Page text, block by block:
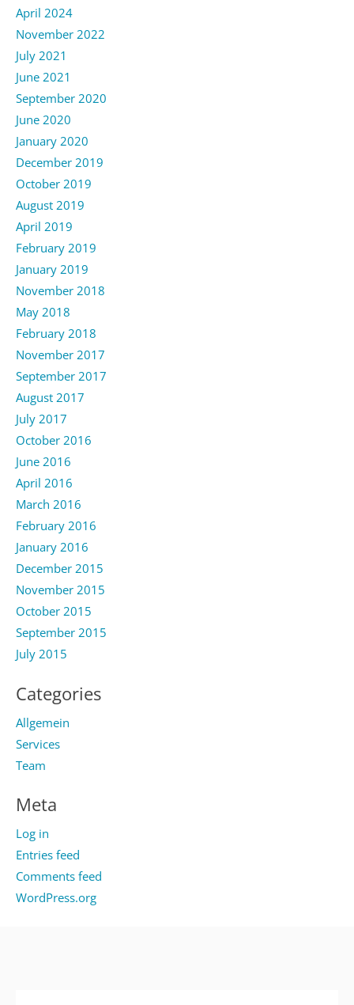
April 2024
November 2022
July 2021
June 2021
September 2020
June 2020
January 2020
December 2019
October 2019
August 2019
April 2019
February 2019
January 2019
November 2018
May 2018
February 2018
November 2017
September 2017
August 2017
July 2017
October 2016
June 2016
April 2016
March 2016
February 2016
January 2016
December 2015
November 2015
October 2015
September 2015
July 2015
Categories
Allgemein
Services
Team
Meta
Log in
Entries feed
Comments feed
WordPress.org